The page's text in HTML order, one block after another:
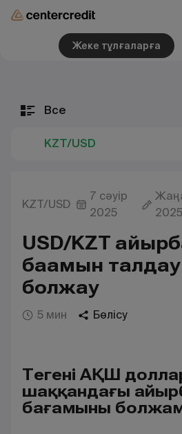
Жеке тұлғаларға
Все
KZT/USD
KZT/USD
7 сәуір
2025
2025
USD/KZT
бағамын
болжау
5 мин Бөлісу
Теңгенің АҚШ
шаққандағы
бағамының